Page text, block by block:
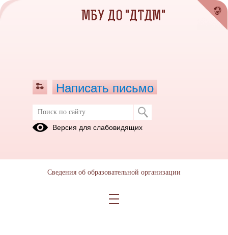
МБУ ДО "ДТДМ"
Написать письмо
Версия для слабовидящих
Сведения об образовательной организации